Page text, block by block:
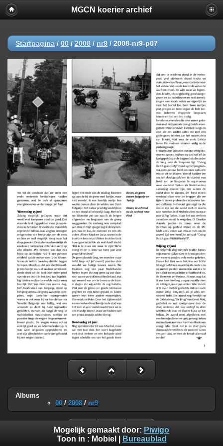
MGCN koerier archief
Startpagina / 00 / 2008 / nr9 / 2008-nr9-p07
Albums
00 / 2008 / nr9
Mogelijk gemaakt door: Piwigo
Toon in : Mobiel Bureaublad